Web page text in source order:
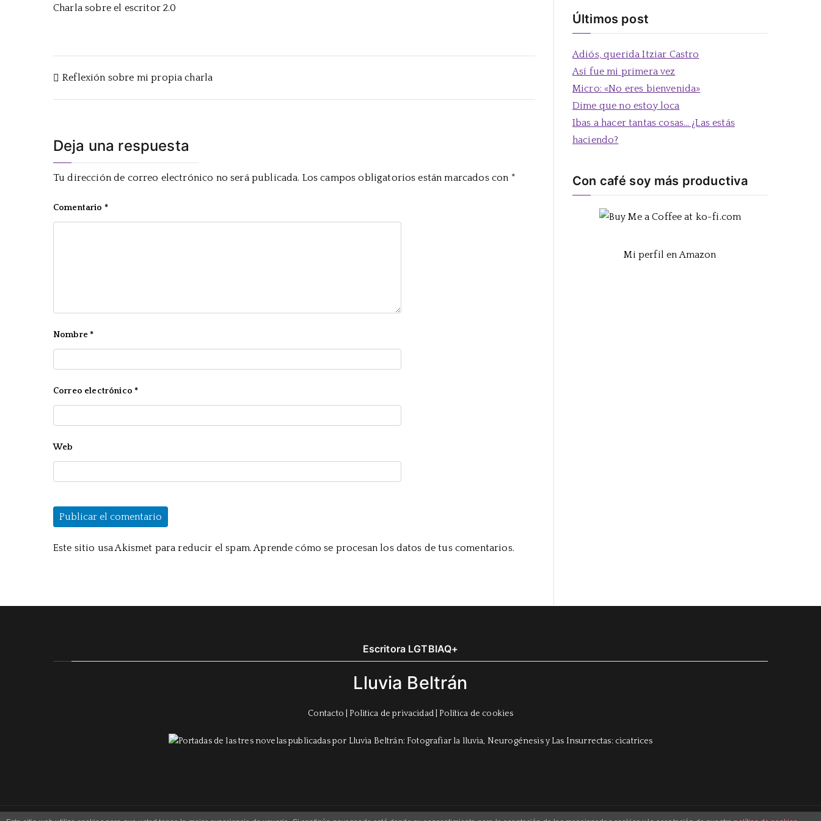
Charla sobre el escritor 2.0
Navegación
de
Reflexión sobre mi propia charla
Deja una respuesta
Tu dirección de correo electrónico no será publicada. Los campos obligatorios están marcados con *
Comentario *
Nombre *
Correo electrónico *
Web
Este sitio usa Akismet para reducir el spam.Aprende cómo se procesan los datos de tus comentarios.
Últimos post
Adiós, querida Itziar Castro
Así fue mi primera vez
Micro: «No eres bienvenida»
Dime que no estoy loca
Ibas a hacer tantas cosas… ¿Las estás
haciendo?
Con café soy más productiva
Mi perfil en Amazon
Escritora LGTBIAQ+
Lluvia Beltrán
Contacto Politica de privacidad| Política de cookies